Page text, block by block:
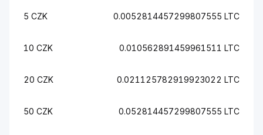
5 CZK 0.0052814457299807555 LTC
10 CZK 0.010562891459961511 LTC
20 CZK 0.021125782919923022 LTC
50 CZK 0.052814457299807555 LTC